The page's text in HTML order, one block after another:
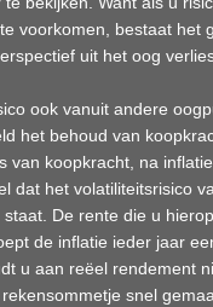
voorkomen, bestaat het
uit het oog
ook vanuit andere
het behoud van
van koopkracht, na
dat het volatiliteitsrisico
De rente die u
de inflatie ieder jaar
u aan reëel rendement
snel